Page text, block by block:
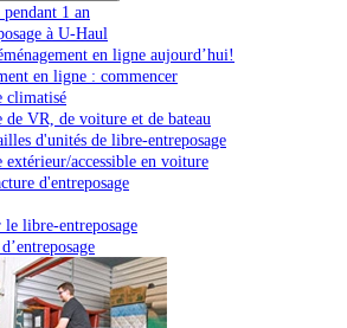
1 an
à U-Haul
en ligne aujourd’hui!
en ligne : commencer
climatisé
de VR, de voiture et de bateau
d'unités de libre-entreposage
extérieur/accessible en voiture
d'entreposage
le libre-entreposage